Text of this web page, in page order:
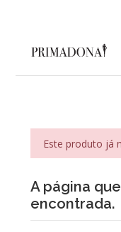
Este produto já
A página
encontrada.